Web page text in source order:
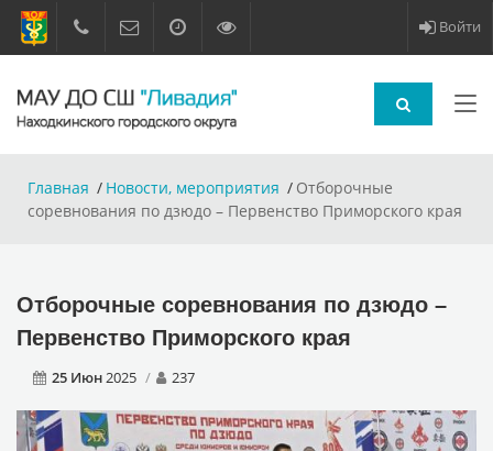
Войти
Главная Новости, мероприятия
Отборочные
соревнования по дзюдо – Первенство Приморского края
Отборочные соревнования по дзюдо –
Первенство Приморского края
25 Июн2025 237